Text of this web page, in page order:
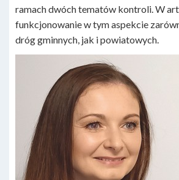
ramach dwóch tematów kontroli. W
funkcjonowanie w tym aspekcie
dróg gminnych, jak i powiatowych.